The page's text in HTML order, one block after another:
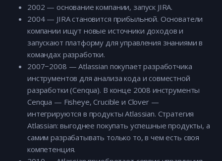
2002 — основание компании, запуск JIRA.
2004 — JIRA становится прибыльной. Основатели
компании ищут новые источники доходов и
запускают платформу для управления знаниями в
командах разработки.
2007−2008 — Atlassian покупает разработчика
инструментов для анализа кода и совместной
разработки (Cenqua). В конце 2008 инструменты
Cenqua — Fisheye, Crucible и Clover —
интегрируются в продукты Atlassian. Стратегия
Atlassian: выгоднее покупать успешные продукты, а
самим разрабатывать только то, в чем есть своя
компетенция.